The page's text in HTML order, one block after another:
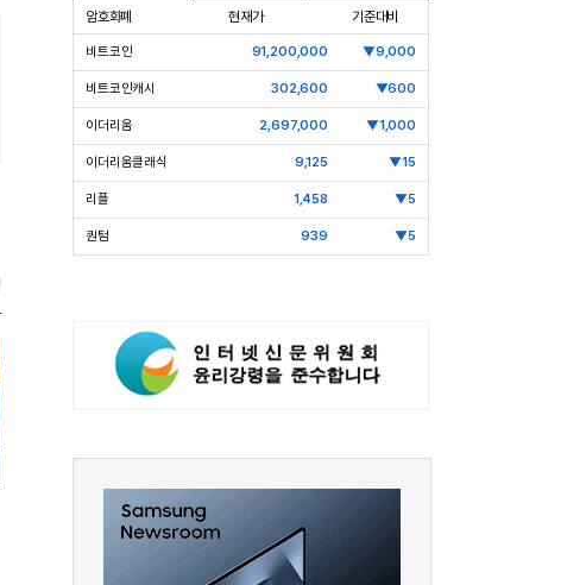
[Epic Why] 김남구 회장의 ‘보험사
발걸음이 신중해진 배경은?
[Epic Why] 러트닉 장관
삼성·SK에 생산시설 건설 촉구. 노림
수는?
암호화폐 현재가 기준대비
비트코인 91,200,000 ▼9,000
비트코인캐시 302,600 ▼600
이더리움 2,697,000 ▼1,000
이더리움클래식 9,125 ▼15
리플 1,458 ▼5
퀀텀 939 ▼5